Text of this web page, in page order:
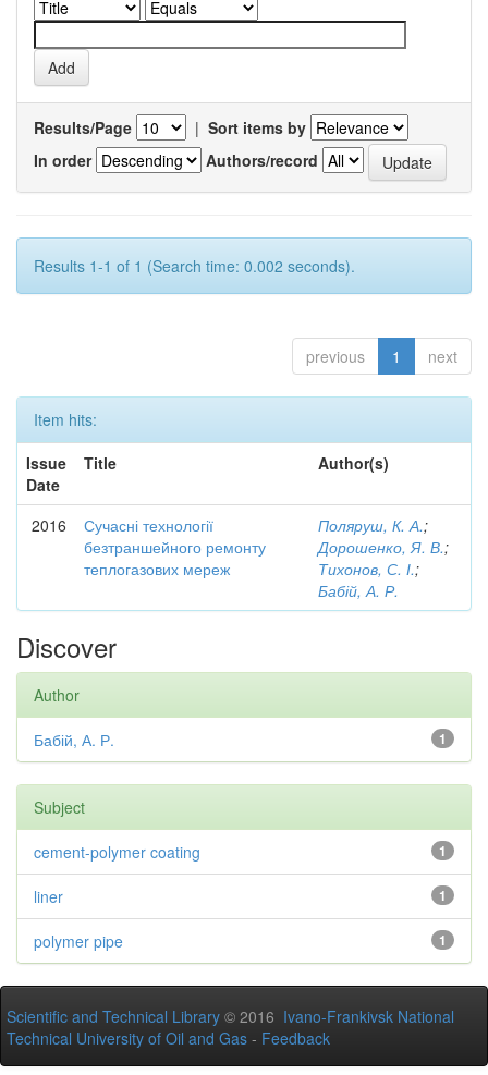
Results/Page | Sort items by
In order
Authors/record
Results 1-1 of 1 (Search time: 0.002 seconds).
previous 1 next
Item hits:
Issue
Date
Title Author(s)
2016
Сучасні технології
безтраншейного ремонту
теплогазових мереж
Поляруш, К. А.;
Дорошенко, Я. В.;
Тихонов, С. І.;
Бабій, А. Р.
Discover
Author
1
Бабій, А. Р.
Subject
1
cement-polymer coating
1
liner
1
polymer pipe
Scientific and Technical Library © 2016 Ivano-Frankivsk National
Technical University of Oil and Gas - Feedback